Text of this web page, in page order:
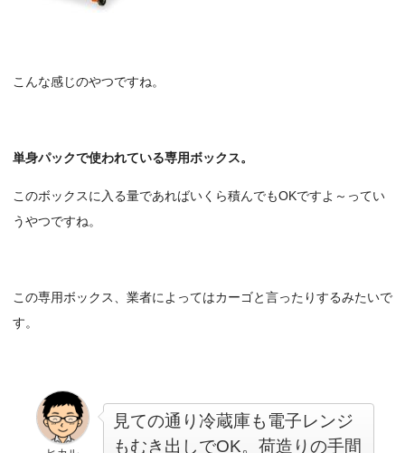
こんな感じのやつですね。
単身パックで使われている専用ボックス。
このボックスに入る量であればいくら積んでもOKですよ～ってい
うやつですね。
この専用ボックス、業者によってはカーゴと言ったりするみたいで
す。
見ての通り冷蔵庫も電子レンジ
もむき出しでOK。荷造りの手間